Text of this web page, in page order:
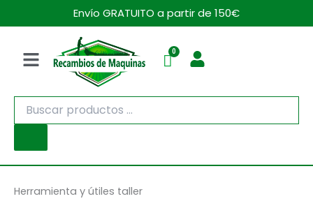
al
Envío GRATUITO a partir de 150€
Menú
productos
Herramienta y útiles taller